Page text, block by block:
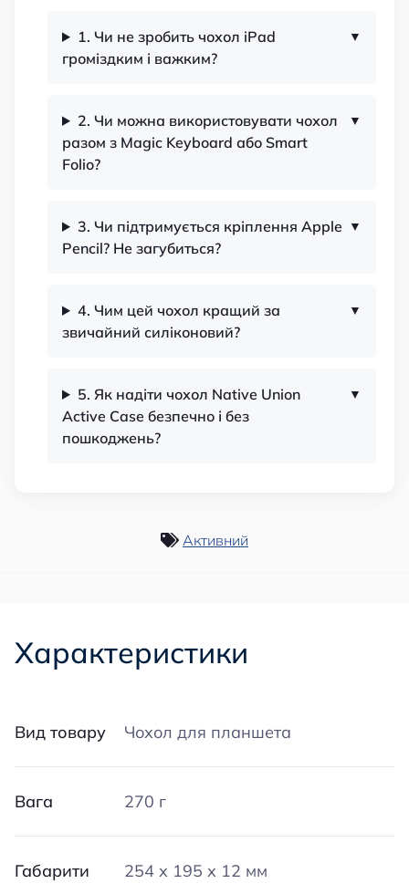
1. Чи не зробить чохол iPad
громіздким і важким?
2. Чи можна використовувати чохол
разом з Magic Keyboard або Smart
Folio?
3. Чи підтримується кріплення Apple
Pencil? Не загубиться?
4. Чим цей чохол кращий за
звичайний силіконовий?
5. Як надіти чохол Native Union
Active Case безпечно і без
пошкоджень?
Активний
Характеристики
Вид товару Чохол для планшета
Вага 270 г
Габарити 254 х 195 х 12 мм